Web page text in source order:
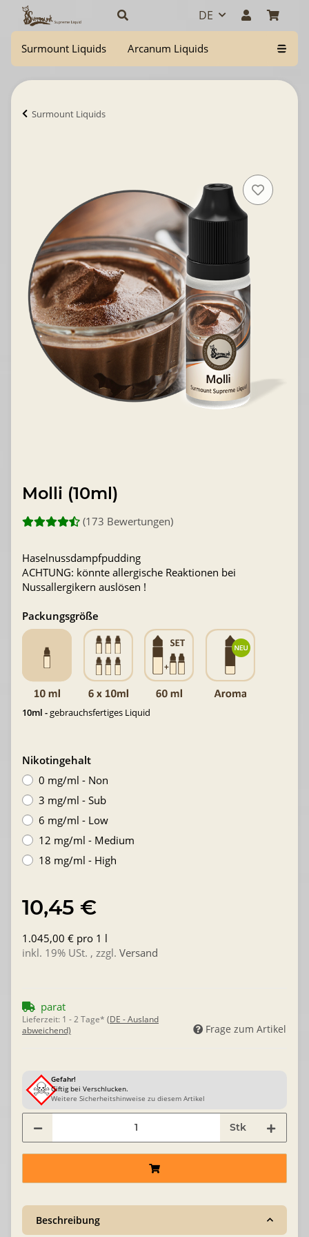
DE
Surmount Liquids Arcanum Liquids
Surmount Liquids
Molli (10ml)
(173 Bewertungen)
Haselnussdampfpudding
ACHTUNG: könnte allergische Reaktionen bei
Nussallergikern auslösen !
Packungsgröße
10ml -gebrauchsfertiges Liquid
Nikotingehalt
0 mg/ml - Non
3 mg/ml - Sub
6 mg/ml - Low
12 mg/ml - Medium
18 mg/ml - High
10,45 €
1.045,00 € pro 1 l
inkl. 19% USt. , zzgl. Versand
parat
Lieferzeit: 1 - 2 Tage* (DE - Ausland
abweichend)
Frage zum Artikel
Gefahr!
Giftig bei Verschlucken.
Weitere Sicherheitshinweise zu diesem Artikel
Stk
Beschreibung